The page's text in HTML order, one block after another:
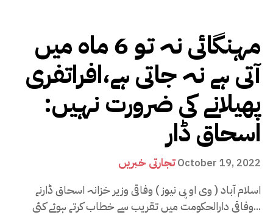
مہنگائی نہ تو 6 ماہ میں
آتی ہے نہ جاتی ہے،افراتفری
پھیلانے کی ضرورت نہیں:
اسحاق ڈار
تجارتی خبریںOctober 19, 2022
اسلام آباد ( وی او پی نیوز ) وفاقی وزیر خزانہ اسحاق ڈارنے
وفاقی دارالحکومت میں تقریب سے خطاب کرتے ہوئے کئی...